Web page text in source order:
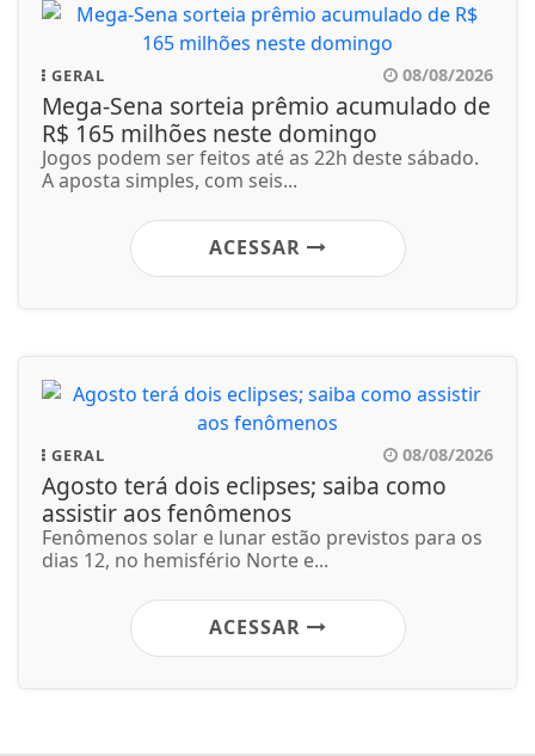
GERAL 08/08/2026
Mega-Sena sorteia prêmio acumulado de
R$ 165 milhões neste domingo
Jogos podem ser feitos até as 22h deste sábado.
A aposta simples, com seis...
ACESSAR
GERAL 08/08/2026
Agosto terá dois eclipses; saiba como
assistir aos fenômenos
Fenômenos solar e lunar estão previstos para os
dias 12, no hemisfério Norte e...
ACESSAR